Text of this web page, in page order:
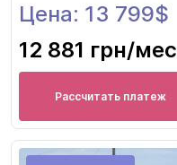
Цена: 13 799$
12 881 грн/мес
Рассчитать платеж